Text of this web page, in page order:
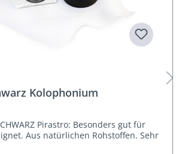
Kolophonium
Pirastro: Besonders gut für
Aus natürlichen Rohstoffen. Sehr